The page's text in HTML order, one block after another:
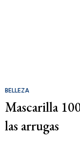
BELLEZA
Mascarilla
las arrugas